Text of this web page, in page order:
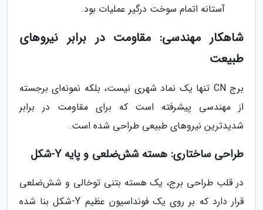
آستانه اتمام سوخت درگیر عملیات بود.
شاهکار مهندسی: مقاومت در برابر نیروهای
طبیعت
برج CN تنها یک نماد شهری نیست، بلکه نمونه‌ای برجسته
از مهندسی پیشرفته است که برای مقاومت در برابر
شدیدترین نیروهای طبیعی طراحی شده است.
طراحی ساختاری: هسته شش‌ضلعی و پایه Y-شکل
در قلب طراحی برج، یک هسته بتنی توخالی و شش‌ضلعی
قرار دارد که بر روی یک فونداسیون عظیم Y-شکل بنا شده